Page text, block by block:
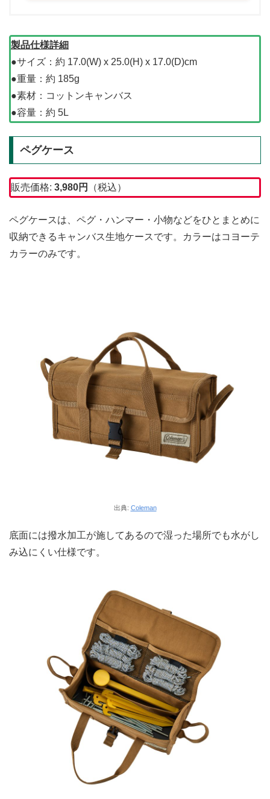
製品仕様詳細
●サイズ：約 17.0(W) x 25.0(H) x 17.0(D)cm
●重量：約 185g
●素材：コットンキャンバス
●容量：約 5L
ペグケース
販売価格: 3,980円 （税込）
ペグケースは、ペグ・ハンマー・小物などをひとまとめに
収納できるキャンバス生地ケースです。カラーはコヨーテ
カラーのみです。
出典: Coleman
底面には撥水加工が施してあるので湿った場所でも水がし
み込にくい仕様です。